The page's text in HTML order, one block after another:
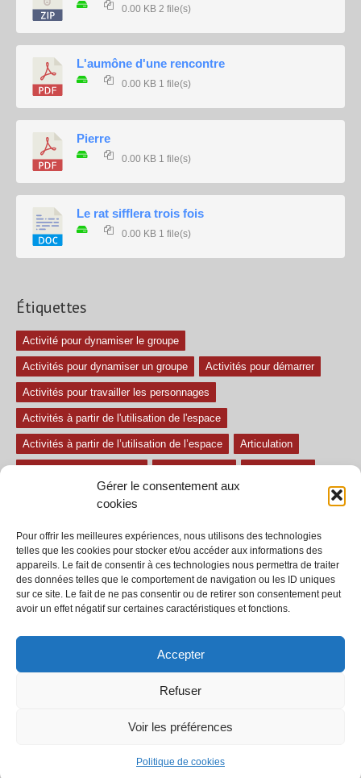
Gérer le consentement aux
cookies
Pour offrir les meilleures expériences, nous utilisons des technologies
telles que les cookies pour stocker et/ou accéder aux informations des
appareils. Le fait de consentir à ces technologies nous permettra de traiter
des données telles que le comportement de navigation ou les ID uniques
sur ce site. Le fait de ne pas consentir ou de retirer son consentement peut
avoir un effet négatif sur certaines caractéristiques et fonctions.
Accepter
Refuser
Voir les préférences
Politique de cookies
0.00 KB 2 file(s)
L'aumône d'une rencontre
0.00 KB 1 file(s)
Pierre
0.00 KB 1 file(s)
Le rat sifflera trois fois
0.00 KB 1 file(s)
Étiquettes
Activité pour dynamiser le groupe
Activités pour dynamiser un groupe Activités pour démarrer
Activités pour travailler les personnages
Activités à partir de l'utilisation de l'espace
Activités à partir de l’utilisation de l’espace Articulation
Exercices difficiles
Le regard et la voix Pièce pour enfant Sans paroles
Secondaire séances tous les exercices
Tous les exercices de théâtre
inc.
À propos Termes et conditions